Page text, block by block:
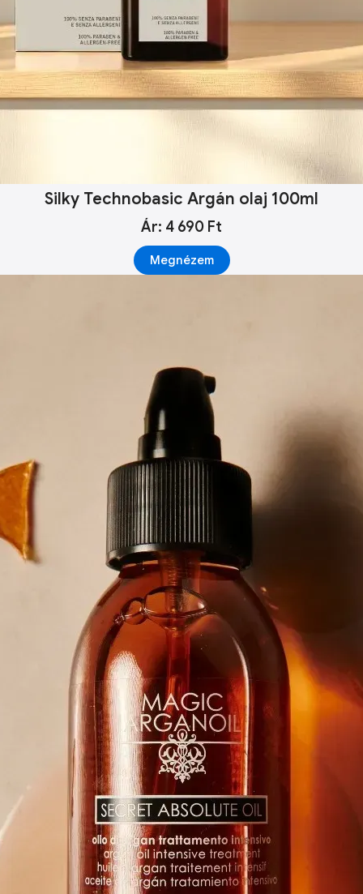
Silky Technobasic Argán olaj 100ml
Ár: 4 690 Ft
Megnézem